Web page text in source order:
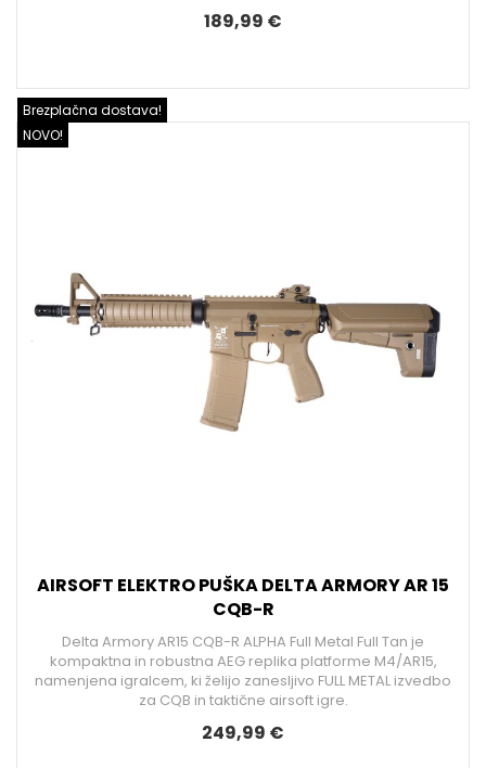
189,99 €
NOVO!
Brezplačna dostava!
AIRSOFT ELEKTRO PUŠKA DELTA ARMORY AR 15
CQB-R
Delta Armory AR15 CQB-R ALPHA Full Metal Full Tan je
kompaktna in robustna AEG replika platforme M4/AR15,
namenjena igralcem, ki želijo zanesljivo FULL METAL izvedbo
za CQB in taktične airsoft igre.
249,99 €